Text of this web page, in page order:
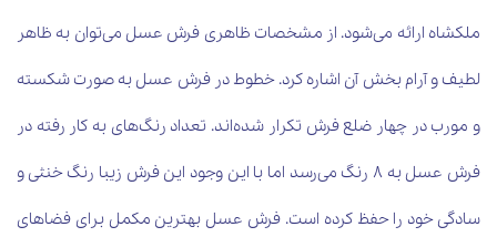
ملکشاه ارائه می‌شود‌. از مشخصات ظاهری فرش عسل می‌توان به ظاهر
لطیف و آرام بخش آن اشاره کرد. خطوط در فرش عسل به صورت شکسته
و مورب در چهار ضلع فرش تکرار شده‌اند. تعداد رنگ‌های به کار رفته در
فرش عسل به ۸ رنگ می‌رسد اما با این وجود این فرش زیبا رنگ خنثی و
سادگی خود را حفظ کرده است. فرش عسل بهترین مکمل برای فضاهای